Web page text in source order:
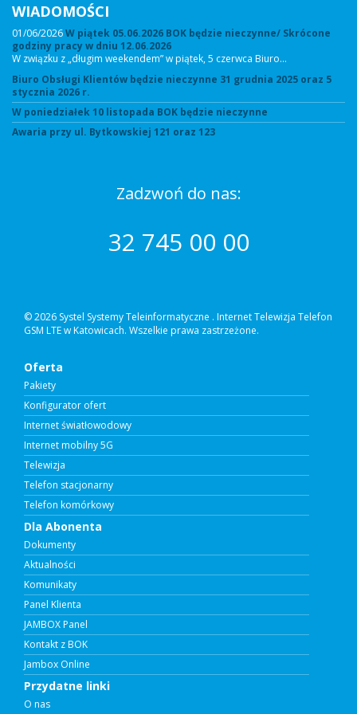
WIADOMOŚCI
01/06/2026W piątek 05.06.2026 BOK będzie nieczynne/ Skrócone
godziny pracy w dniu 12.06.2026
W związku z „długim weekendem” w piątek, 5 czerwca Biuro…
Biuro Obsługi Klientów będzie nieczynne 31 grudnia 2025 oraz 5
stycznia 2026 r.
W poniedziałek 10 listopada BOK będzie nieczynne
Awaria przy ul. Bytkowskiej 121 oraz 123
Zadzwoń do nas:
32 745 00 00
© 2026 Systel Systemy Teleinformatyczne . Internet Telewizja Telefon
GSM LTE w Katowicach. Wszelkie prawa zastrzeżone.
Oferta
Pakiety
Konfigurator ofert
Internet światłowodowy
Internet mobilny 5G
Telewizja
Telefon stacjonarny
Telefon komórkowy
Dla Abonenta
Dokumenty
Aktualności
Komunikaty
Panel Klienta
JAMBOX Panel
Kontakt z BOK
Jambox Online
Przydatne linki
O nas